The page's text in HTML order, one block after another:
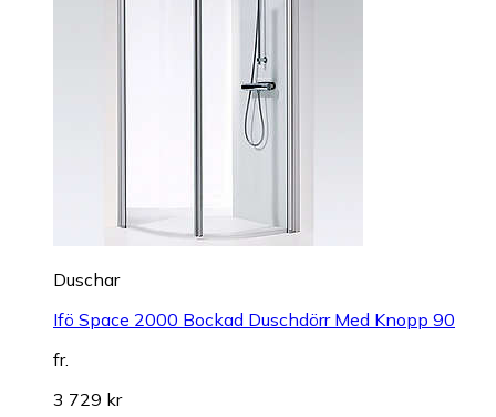
Duschar
Ifö Space 2000 Bockad Duschdörr Med Knopp 90
fr.
3 729 kr